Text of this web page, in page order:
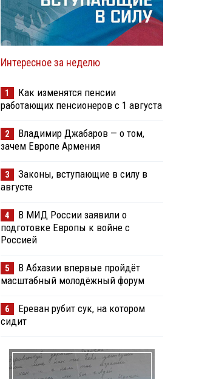
Интересное за неделю
1
Как изменятся пенсии
работающих пенсионеров с 1 августа
2
Владимир Джабаров — о том,
зачем Европе Армения
3
Законы, вступающие в силу в
августе
4
В МИД России заявили о
подготовке Европы к войне с
Россией
5
В Абхазии впервые пройдёт
масштабный молодёжный форум
6
Ереван рубит сук, на котором
сидит